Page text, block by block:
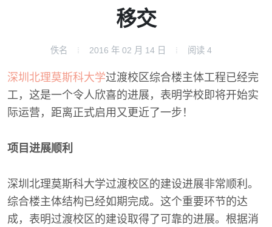
移交
佚名 2016 年 02 月 14 日 阅读 4
深圳北理莫斯科大学过渡校区综合楼主体工程已经完
工，这是一个令人欣喜的进展，表明学校即将开始实
际运营，距离正式启用又更近了一步！
项目进展顺利
深圳北理莫斯科大学过渡校区的建设进展非常顺利。
综合楼主体结构已经如期完成。这个重要环节的达
成，表明过渡校区的建设取得了可靠的进展。根据消